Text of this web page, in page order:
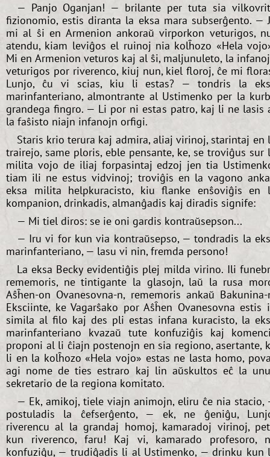
— Panjo Oganjan! — brilante per tuta sia
fizionomio, estis diranta la eksa mara subserĝento. —
mi al ŝi en Armenion ankoraŭ virporkon veturigos,
atendu, kiam leviĝos el ruinoj nia kolĥozo «Hela
Mi en Armenion veturos kaj al ŝi, maljunuleto, la
veturigos por riverenco, kiuj nun, kiel floroj, ĉe mi
Lunjo, ĉu vi scias, kiu li estas? — tondris la
marinfanteriano, almontrante al Ustimenko per la
grandega fingro. — Li por ni estas patro, kaj li ne lasis
la faŝisto niajn infanojn orfigi.
Staris krio terura kaj admira, aliaj virinoj, starintaj en
trairejo, same ploris, eble pensante, ke, se troviĝus sur
milita vojo de iliaj forpasintaj edzoj jen tia
tiam ili ne estus vidvinoj; troviĝis en la vagono
eksa milita helpkuracisto, kiu flanke enŝoviĝis en
kompanion, drinkadis, almanĝadis kaj diradis signife:
— Mi tiel diros: se ie oni gardis kontraŭsepson...
— Iru vi for kun via kontraŭsepso, — tondradis la
marinfanteriano, — lasu vi nin, fremda persono!
La eksa Becky evidentiĝis plej milda virino. Ili
rememoris, ne tintigante la glasojn, laŭ la rusa
Aŝĥen-on Ovanesovna-n, rememoris ankaŭ Bakunina-
Eksciinte, ke Vagarŝako por Aŝĥen Ovanesovna estis
simila al filo kaj des pli estas infana kuracisto, la
marinfanteriano kvazaŭ tute konfuziĝis kaj
proponi al li ĉiajn postenojn en sia regiono, asertante,
li en la kolĥozo «Hela vojo» estas ne lasta homo,
agi nome de ties estraro kaj lin aŭskultos eĉ la
sekretario de la regiona komitato.
— Ek, amikoj, tiele viajn animojn, eliru ĉe nia stacio,
postuladis la ĉefserĝento, — ek, ne ĝeniĝu,
riverencu al la grandaj homoj, kamaradoj virinoj,
kun riverenco, faru! Kaj vi, kamarado profesoro,
konfuziĝu, — trudiĝadis li al Ustimenko, — drinku kun